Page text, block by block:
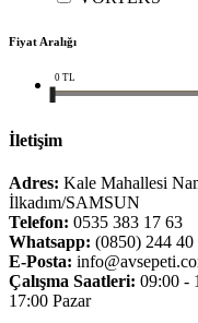
Fiyat Aralığı
0 TL
İletişim
Adres: Kale Mahallesi
İlkadım/SAMSUN
Telefon: 0535 383 17 63
Whatsapp: (0850) 244 40
E-Posta:
Çalışma Saatleri: 09:00 -
17:00 Pazar